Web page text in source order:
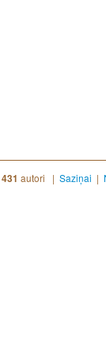
431 autori | Saziņai |